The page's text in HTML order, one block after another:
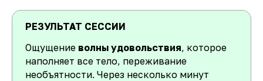
РЕЗУЛЬТАТ СЕССИИ
Ощущение волны удовольствия, которое
наполняет все тело, переживание
необъятности. Через несколько минут